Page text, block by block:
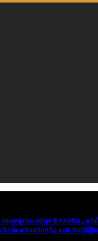
στην Ελλάδα , από
αποστολής και διαβίβαση